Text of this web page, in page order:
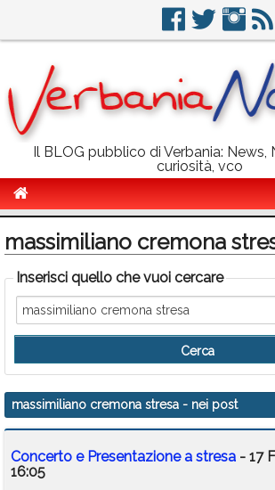
Il BLOG pubblico di Verbania: News,
curiosità, vco
Politica
Sport
Eventi
Info Utili
Rubriche
Calendario
Annunci
massimiliano cremona
Inserisci quello che vuoi cercare
massimiliano cremona stresa - nei post
Concerto e Presentazione a stresa - 17
16:05